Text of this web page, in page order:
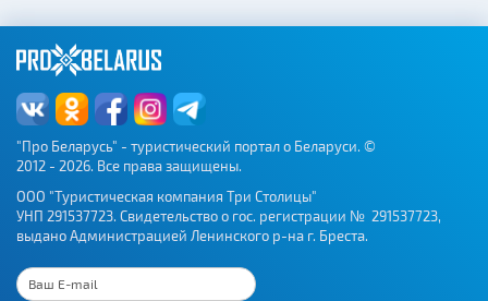
"Про Беларусь" - туристический портал о Беларуси. ©
2012 - 2026. Все права защищены.
ООО "Туристическая компания Три Столицы"
УНП 291537723. Свидетельство о гос. регистрации № 291537723,
выдано Администрацией Ленинского р-на г. Бреста.